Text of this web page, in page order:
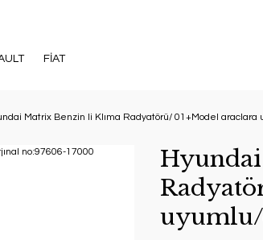
FİAT
Matrix Benzin li Klıma Radyatörü/ 01+Model araclara
uyumlu/